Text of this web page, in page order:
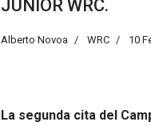
JUNIOR WRC.
Alberto Novoa WRC 10
La segunda cita del